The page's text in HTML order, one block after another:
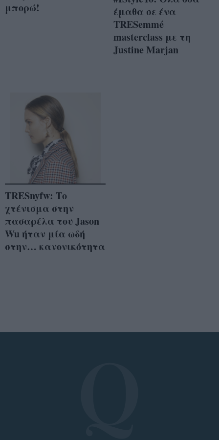
μπορώ!
έμαθα σε ένα
TRESemmé
masterclass με τη
Justine Marjan
TRESnyfw: Το
χτένισμα στην
πασαρέλα του Jason
Wu ήταν μία ωδή
στην… κανονικότητα